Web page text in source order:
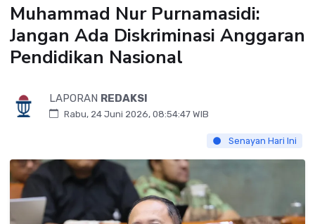
Muhammad Nur Purnamasidi:
Jangan Ada Diskriminasi Anggaran
Pendidikan Nasional
LAPORAN REDAKSI
Rabu, 24 Juni 2026, 08:54:47 WIB
Senayan Hari Ini